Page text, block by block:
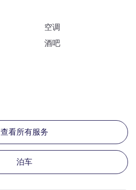
空调
酒吧
查看所有服务
泊车